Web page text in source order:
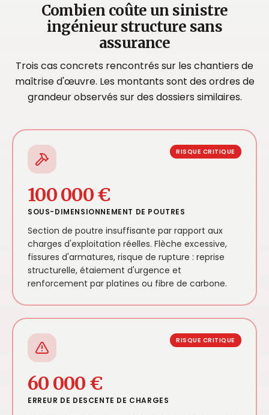
Combien coûte un sinistre
ingénieur structure sans
assurance
Trois cas concrets rencontrés sur les chantiers de
maîtrise d'œuvre. Les montants sont des ordres de
grandeur observés sur des dossiers similaires.
RISQUE CRITIQUE
100 000 €
SOUS-DIMENSIONNEMENT DE POUTRES
Section de poutre insuffisante par rapport aux
charges d'exploitation réelles. Flèche excessive,
fissures d'armatures, risque de rupture : reprise
structurelle, étaiement d'urgence et
renforcement par platines ou fibre de carbone.
RISQUE CRITIQUE
60 000 €
ERREUR DE DESCENTE DE CHARGES